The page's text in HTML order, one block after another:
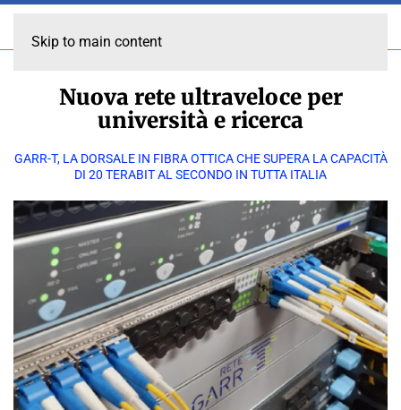
Skip to main content
Nuova rete ultraveloce per
università e ricerca
GARR-T, LA DORSALE IN FIBRA OTTICA CHE SUPERA LA CAPACITÀ
DI 20 TERABIT AL SECONDO IN TUTTA ITALIA